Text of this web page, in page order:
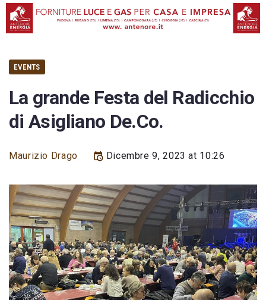
EVENTS
La grande Festa del Radicchio
di Asigliano De.Co.
Maurizio Drago Dicembre 9, 2023 at 10:26